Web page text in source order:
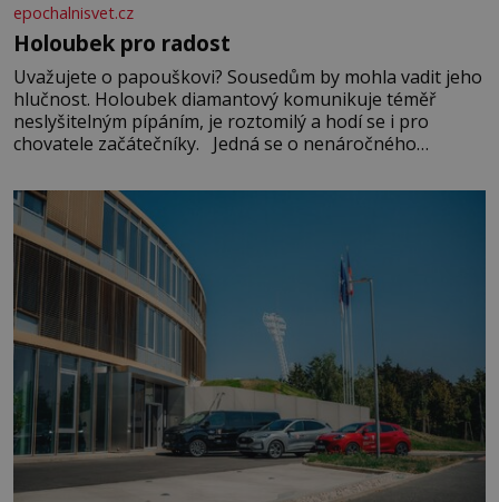
epochalnisvet.cz
Holoubek pro radost
Uvažujete o papouškovi? Sousedům by mohla vadit jeho
hlučnost. Holoubek diamantový komunikuje téměř
neslyšitelným pípáním, je roztomilý a hodí se i pro
chovatele začátečníky. Jedná se o nenáročného
času tráví na zemi, kde sbírá zbytky semínek Jeho
domovinou je prakticky celá Austrálie s výjimkou
pobřežní oblasti.